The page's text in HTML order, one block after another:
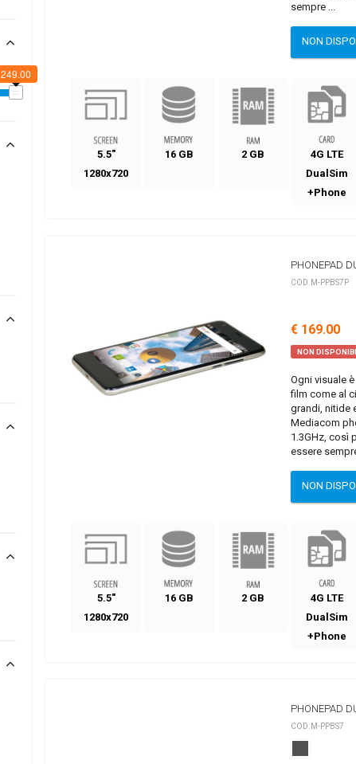
249.00
sempre ...
NON
5.5"
1280x720
16 GB 2 GB
4G LTE
DualSim
+Phone
PHONEPAD
COD.M-PPBS7P
€ 169.00
NON
Ogni visuale
film come al
grandi, nitide
Mediacom
1.3GHz, così
essere
NON
5.5"
1280x720
16 GB 2 GB
4G LTE
DualSim
+Phone
PHONEPAD
COD.M-PPBS7